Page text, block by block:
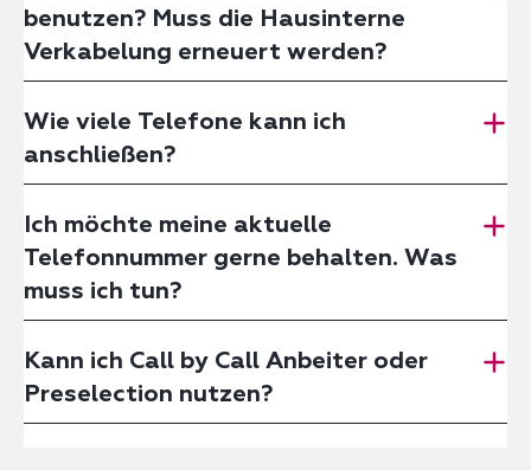
benutzen? Muss die Hausinterne
Verkabelung erneuert werden?
Wie viele Telefone kann ich
anschließen?
Ich möchte meine aktuelle
Telefonnummer gerne behalten. Was
muss ich tun?
Kann ich Call by Call Anbeiter oder
Preselection nutzen?